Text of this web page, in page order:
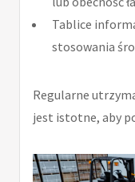
Tablice
stosowania
Regularne
jest istotne, aby